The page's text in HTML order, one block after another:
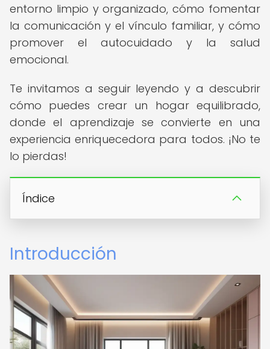
entorno limpio y organizado, cómo fomentar
la comunicación y el vínculo familiar, y cómo
promover el autocuidado y la salud
emocional.
Te invitamos a seguir leyendo y a descubrir
cómo puedes crear un hogar equilibrado,
donde el aprendizaje se convierte en una
experiencia enriquecedora para todos. ¡No te
lo pierdas!
Índice
Introducción